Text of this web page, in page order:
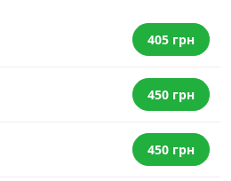
405 грн
450 грн
450 грн